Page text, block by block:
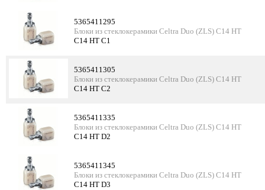
5365411295
Блоки из стеклокерамики Celtra Duo (ZLS) C14 HT
C14 HT C1
5365411305
Блоки из стеклокерамики Celtra Duo (ZLS) C14 HT
C14 HT C2
5365411335
Блоки из стеклокерамики Celtra Duo (ZLS) C14 HT
C14 HT D2
5365411345
Блоки из стеклокерамики Celtra Duo (ZLS) C14 HT
C14 HT D3